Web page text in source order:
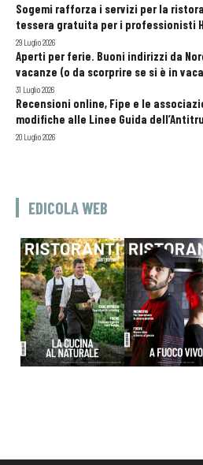
Sogemi rafforza i servizi per la
tessera gratuita per i professionisti
29 Luglio 2026
Aperti per ferie. Buoni indirizzi da
vacanze (o da scorprire se si è in
31 Luglio 2026
Recensioni online, Fipe e le
modifiche alle Linee Guida
20 Luglio 2026
EDICOLA WEB